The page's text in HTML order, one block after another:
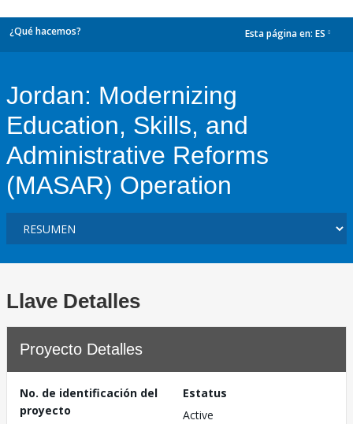
¿Qué hacemos? Esta página en: ES
Jordan: Modernizing
Education, Skills, and
Administrative Reforms
(MASAR) Operation
Llave Detalles
Proyecto Detalles
No. de identificación del
proyecto
Estatus
Active